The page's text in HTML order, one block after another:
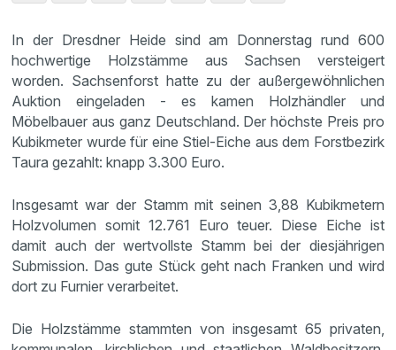
In der Dresdner Heide sind am Donnerstag rund 600
hochwertige Holzstämme aus Sachsen versteigert
worden. Sachsenforst hatte zu der außergewöhnlichen
Auktion eingeladen - es kamen Holzhändler und
Möbelbauer aus ganz Deutschland. Der höchste Preis pro
Kubikmeter wurde für eine Stiel-Eiche aus dem Forstbezirk
Taura gezahlt: knapp 3.300 Euro.
Insgesamt war der Stamm mit seinen 3,88 Kubikmetern
Holzvolumen somit 12.761 Euro teuer. Diese Eiche ist
damit auch der wertvollste Stamm bei der diesjährigen
Submission. Das gute Stück geht nach Franken und wird
dort zu Furnier verarbeitet.
Die Holzstämme stammten von insgesamt 65 privaten,